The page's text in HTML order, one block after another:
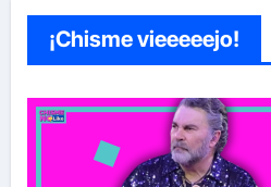
¡Chisme vieeeeejo!